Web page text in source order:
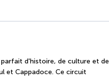
d'histoire, de culture et de
et Cappadoce. Ce circuit